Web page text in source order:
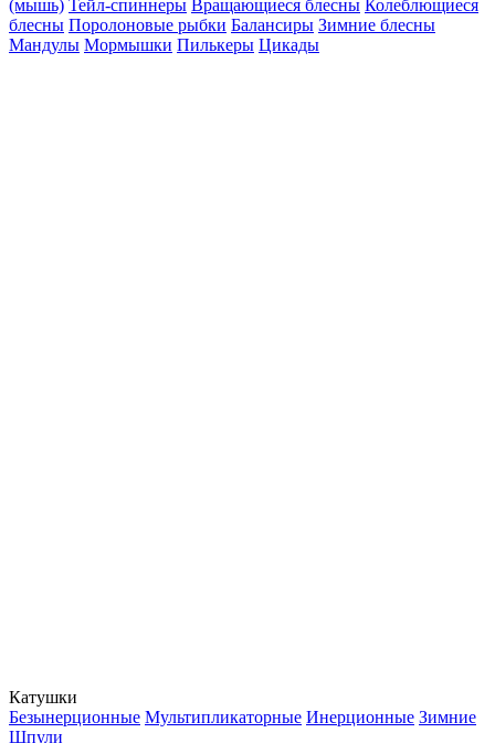
(мышь) Тейл-спиннеры Вращающиеся блесны Колеблющиеся
блесны Поролоновые рыбки Балансиры Зимние блесны
Мандулы Мормышки Пилькеры Цикады
Катушки
Безынерционные Мультипликаторные Инерционные Зимние
Шпули